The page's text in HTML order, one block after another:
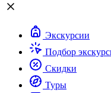
Экскурсии
Подбор
Скидки
Туры